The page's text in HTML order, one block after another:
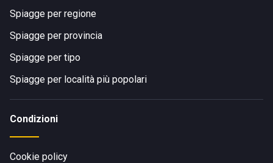
Spiagge per regione
Spiagge per provincia
Spiagge per tipo
Spiagge per località più popolari
Condizioni
Cookie policy